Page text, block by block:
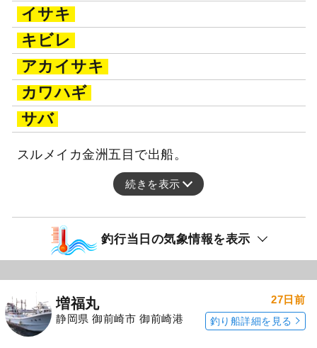
イサキ
キビレ
アカイサキ
カワハギ
サバ
スルメイカ金洲五目で出船。
続きを表示
釣行当日の気象情報を表示
増福丸
静岡県 御前崎市 御前崎港
27日前
釣り船詳細を見る